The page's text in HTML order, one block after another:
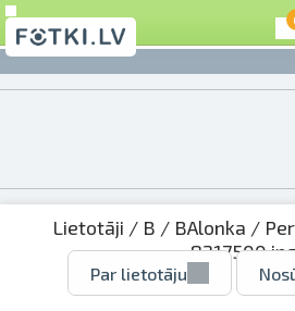
Lietotāji / B / BAlonka /
Par lietotāju